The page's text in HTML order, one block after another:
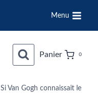
Menu
Panier 0
Si Van Gogh connaissait le